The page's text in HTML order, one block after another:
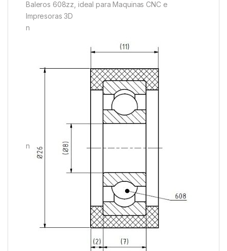
Baleros 608zz, ideal para Maquinas CNC e
Impresoras 3D
n
n